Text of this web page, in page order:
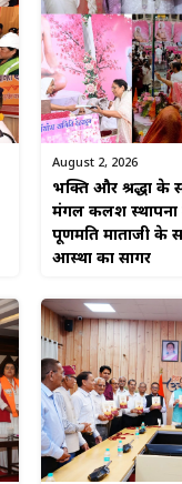
August 2, 2026
भक्ति और श्रद्धा के
मंगल कलश स्थापना
पूर्णमति माताजी के
आस्था का सागर